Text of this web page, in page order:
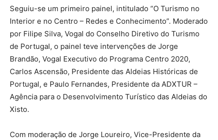
Seguiu-se um primeiro painel, intitulado “O Turismo no
Interior e no Centro – Redes e Conhecimento”. Moderado
por Filipe Silva, Vogal do Conselho Diretivo do Turismo
de Portugal, o painel teve intervenções de Jorge
Brandão, Vogal Executivo do Programa Centro 2020,
Carlos Ascensão, Presidente das Aldeias Históricas de
Portugal, e Paulo Fernandes, Presidente da ADXTUR –
Agência para o Desenvolvimento Turístico das Aldeias do
Xisto.
Com moderação de Jorge Loureiro, Vice-Presidente da